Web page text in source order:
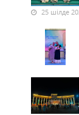
25 шілде